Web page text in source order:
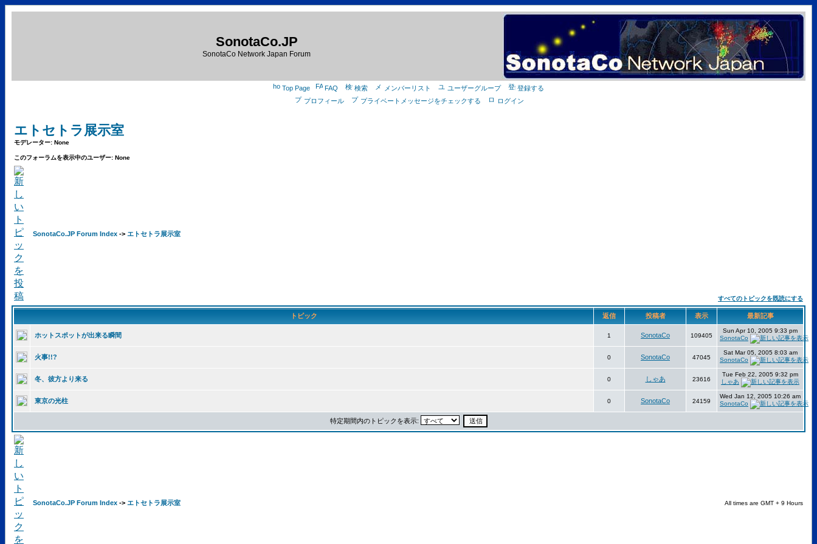
SonotaCo.JP
SonotaCo Network Japan Forum
Top Page FAQ 検索 メンバーリスト ユーザーグループ
登録する
プロフィール
プライベートメッセージをチェックする ログイン
エトセトラ展示室
モデレーター: None
このフォーラムを表示中のユーザー: None
SonotaCo.JP Forum Index -> エトセトラ展示室
すべてのトピックを既読にする
トピック 返信 投稿者 表示 最新記事
ホットスポットが出来る瞬間 1 SonotaCo 109405
Sun Apr 10, 2005 9:33 pm
SonotaCo
火事!!? 0 SonotaCo 47045
Sat Mar 05, 2005 8:03 am
SonotaCo
冬、彼方より来る 0 しゃあ 23616
Tue Feb 22, 2005 9:32 pm
しゃあ
東京の光柱 0 SonotaCo 24159
Wed Jan 12, 2005 10:26 am
SonotaCo
特定期間内のトピックを表示:
SonotaCo.JP Forum Index -> エトセトラ展示室 All times are GMT + 9 Hours